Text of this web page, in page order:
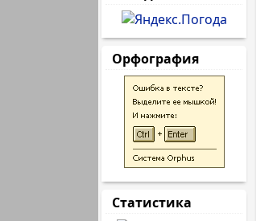
Орфография
Статистика